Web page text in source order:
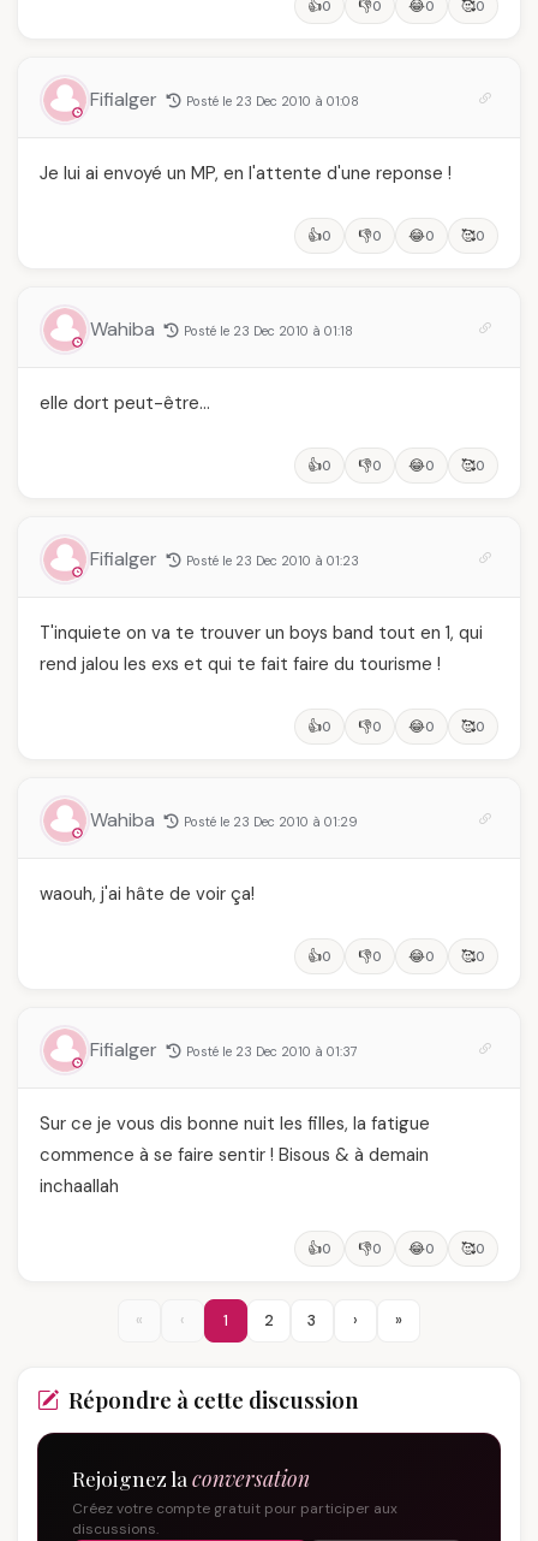
👍0 👎0 😂0 🥰0
Fifialger Posté le 23 Dec 2010 à 01:08
Je lui ai envoyé un MP, en l'attente d'une reponse !
👍0 👎0 😂0 🥰0
Wahiba Posté le 23 Dec 2010 à 01:18
elle dort peut-être…
👍0 👎0 😂0 🥰0
Fifialger Posté le 23 Dec 2010 à 01:23
T'inquiete on va te trouver un boys band tout en 1, qui
rend jalou les exs et qui te fait faire du tourisme !
👍0 👎0 😂0 🥰0
Wahiba Posté le 23 Dec 2010 à 01:29
waouh, j'ai hâte de voir ça!
👍0 👎0 😂0 🥰0
Fifialger Posté le 23 Dec 2010 à 01:37
Sur ce je vous dis bonne nuit les filles, la fatigue
commence à se faire sentir ! Bisous & à demain
inchaallah
👍0 👎0 😂0 🥰0
« ‹ 1 2 3 › »
Répondre à cette discussion
Rejoignez la conversation
Créez votre compte gratuit pour participer aux
discussions.